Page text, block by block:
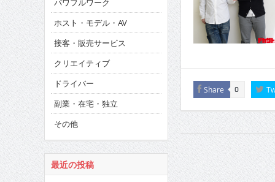
Share 0
パワフルワーク
ホスト・モデル・AV
接客・販売サービス
クリエイティブ
ドライバー
副業・在宅・独立
その他
最近の投稿